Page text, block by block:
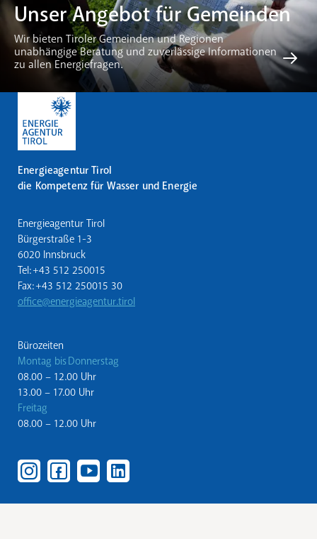
Unser Angebot für Gemeinden
Wir bieten Tiroler Gemeinden und Regionen
unabhängige Beratung und zuverlässige Informationen
zu allen Energiefragen.
Energieagentur Tirol
die Kompetenz für Wasser und Energie
Energieagentur Tirol
Bürgerstraße 1-3
6020 Innsbruck
Tel: +43 512 250015
Fax: +43 512 250015 30
office@energieagentur.tirol
Bürozeiten
Montag bis Donnerstag
08.00 – 12.00 Uhr
13.00 – 17.00 Uhr
Freitag
08.00 – 12.00 Uhr